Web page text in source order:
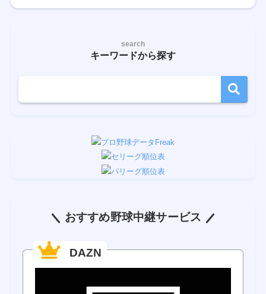
search
キーワードから探す
おすすめ野球中継サービス
DAZN